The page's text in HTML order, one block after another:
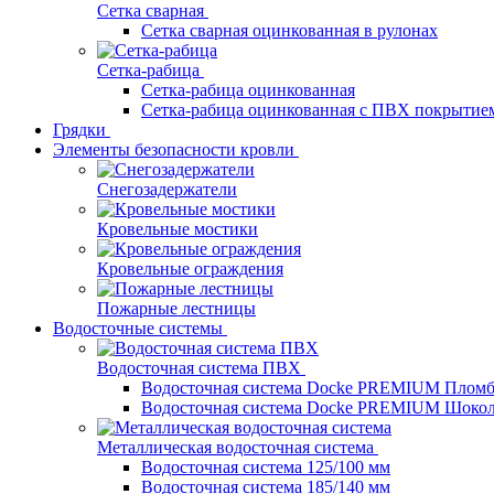
Сетка сварная
Сетка сварная оцинкованная в рулонах
Сетка-рабица
Сетка-рабица оцинкованная
Сетка-рабица оцинкованная с ПВХ
Грядки
Элементы безопасности кровли
Снегозадержатели
Кровельные мостики
Кровельные ограждения
Пожарные лестницы
Водосточные системы
Водосточная система ПВХ
Водосточная система Docke PREMIUM
Водосточная система Docke PREMIUM
Металлическая водосточная система
Водосточная система 125/100 мм
Водосточная система 185/140 мм